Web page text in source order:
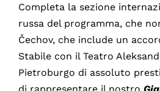
Completa la sezione
russa del programma, che
Čechov, che include un
Stabile con il Teatro
Pietroburgo di assoluto